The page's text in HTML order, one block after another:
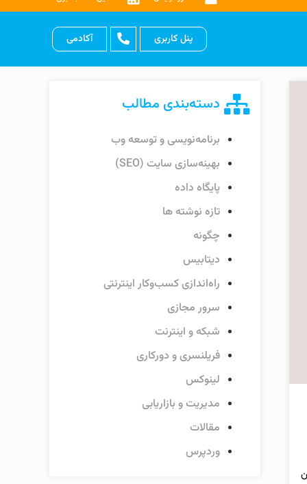
پنل کاربری آکادمی
دسته‌بندی مطالب
برنامه‌نویسی و توسعه وب
بهینه‌سازی سایت (SEO)
پایگاه داده
تازه نوشته ها
چگونه
دیتابیس
راه‌اندازی کسب‌وکار اینترنتی
سرور مجازی
شبکه و اینترنت
فریلنسری و دورکاری
لینوکس
مدیریت و بازاریابی
مقالات
وردپرس